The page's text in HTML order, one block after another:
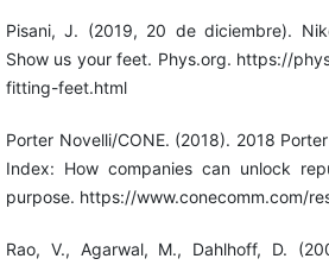
Pisani, J. (2019, 20 de diciembre).
Show us your feet. Phys.org. https://
fitting-feet.html
Porter Novelli/CONE. (2018). 2018
Index: How companies can unlock
purpose. https://www.conecomm.com/
Rao, V., Agarwal, M., Dahlhoff, D.